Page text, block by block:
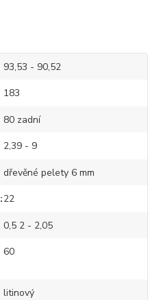
93,53 - 90,52
183
80 zadní
2,39 - 9
dřevěné pelety 6 mm
22
0,5 2 - 2,05
60
litinový